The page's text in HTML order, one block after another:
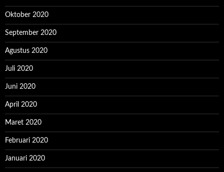
Oktober 2020
September 2020
Agustus 2020
Juli 2020
Juni 2020
April 2020
Maret 2020
Februari 2020
Januari 2020